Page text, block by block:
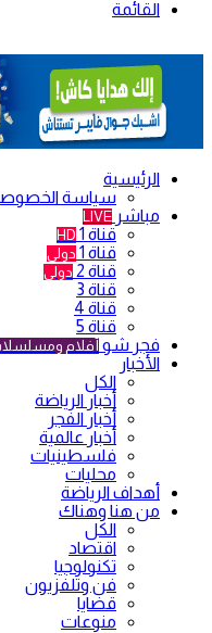
القائمة
الرئيسية
سياسة
مباشر LIVE
قناة 1 HD
قناة 1 دولي
قناة 2 دولي
قناة 3
قناة 4
قناة 5
فجر شو أفلام
الأخبار
الكل
أخبار الرياضة
أخبار الفجر
أخبار عالمية
فلسطينيات
محليات
أهداف الرياضة
من هنا وهناك
الكل
اقتصاد
تكنولوجيا
فن وتلفزيون
قضايا
منوعات